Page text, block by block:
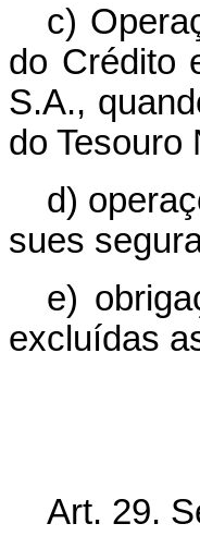
c)
do Crédito
S.A.,
do Tesouro
d)
sues
e)
excluídas
Art. 29.